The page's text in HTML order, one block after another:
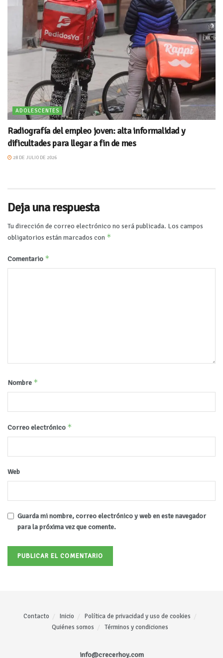
ADOLESCENTES
Radiografía del empleo joven: alta informalidad y
dificultades para llegar a fin de mes
28 DE JULIO DE 2026
Deja una respuesta
Tu dirección de correo electrónico no será publicada. Los campos
obligatorios están marcados con *
Comentario *
Nombre *
Correo electrónico *
Web
Guarda mi nombre, correo electrónico y web en este navegador
para la próxima vez que comente.
Contacto Inicio
Política de privacidad y uso de cookies
Quiénes somos
Términos y condiciones
info@crecerhoy.com